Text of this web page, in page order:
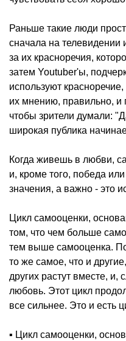
Раньше такие люди
сначала на телевидении
за их красноречия,
затем Youtuber'ы,
используют
их мнению, правильно, и
чтобы зрители думали:
широкая публика
Когда живешь в любви,
и, кроме того, победа
значения, а важно - это
Цикл самооценки,
том, что чем больше
тем выше самооценка.
то же самое, что и
других растут вместе, и,
любовь. Этот цикл
все сильнее. Это и есть
▪️ Цикл самооценки,